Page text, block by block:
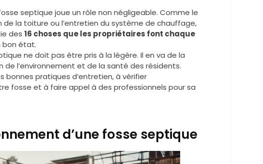
septique joue un rôle non négligeable. Comme le
la toiture ou l’entretien du système de chauffage,
des 16 choses que les propriétaires font chaque
bon état.
ne doit pas être pris à la légère. Il en va de la
l’environnement et de la santé des résidents.
bonnes pratiques d’entretien, à vérifier
fosse et à faire appel à des professionnels pour sa
d’une fosse septique